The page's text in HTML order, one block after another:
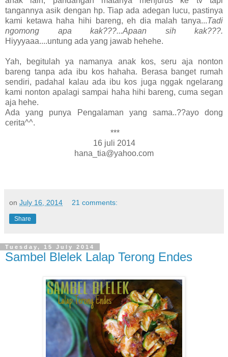
tangannya asik dengan hp. Tiap ada adegan lucu, pastinya
kami ketawa haha hihi bareng, eh dia malah tanya...Tadi
ngomong apa kak???...Apaan sih kak???.
Hiyyyaaa....untung ada yang jawab hehehe.
Yah, begitulah ya namanya anak kos, seru aja nonton
bareng tanpa ada ibu kos hahaha. Berasa banget rumah
sendiri, padahal kalau ada ibu kos juga nggak ngelarang
kami nonton apalagi sampai haha hihi bareng, cuma segan
aja hehe.
Ada yang punya Pengalaman yang sama..??ayo dong
cerita^^.
***
16 juli 2014
hana_tia@yahoo.com
on July 16, 2014 21 comments:
Share
Tuesday, 15 July 2014
Sambel Blelek Lalap Terong Endes